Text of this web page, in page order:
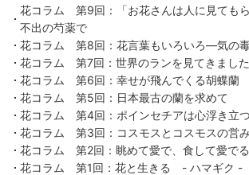
花コラム 第9回：「お花さんは人に見ても
不出の芍薬で
花コラム 第8回：花言葉もいろいろ―気の
花コラム 第7回：世界のランを見てきました
花コラム 第6回：幸せが飛んでくる胡蝶蘭
花コラム 第5回：日本最古の蘭を求めて
花コラム 第4回：ポインセチアは心浮き立
花コラム 第3回：コスモスとコスモスの営み
花コラム 第2回：眺めて愛で、食して愛で
花コラム 第1回：花と生きる - ハマギク -